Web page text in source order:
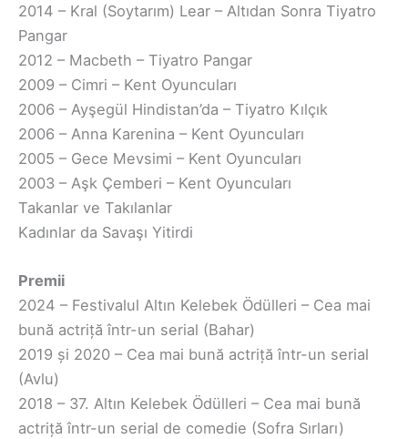
2014 – Kral (Soytarım) Lear – Altıdan Sonra Tiyatro
Pangar
2012 – Macbeth – Tiyatro Pangar
2009 – Cimri – Kent Oyuncuları
2006 – Ayşegül Hindistan’da – Tiyatro Kılçık
2006 – Anna Karenina – Kent Oyuncuları
2005 – Gece Mevsimi – Kent Oyuncuları
2003 – Aşk Çemberi – Kent Oyuncuları
Takanlar ve Takılanlar
Kadınlar da Savaşı Yitirdi
Premii
2024 – Festivalul Altın Kelebek Ödülleri – Cea mai
bună actriță într-un serial (Bahar)
2019 și 2020 – Cea mai bună actriță într-un serial
(Avlu)
2018 – 37. Altın Kelebek Ödülleri – Cea mai bună
actriță într-un serial de comedie (Sofra Sırları)